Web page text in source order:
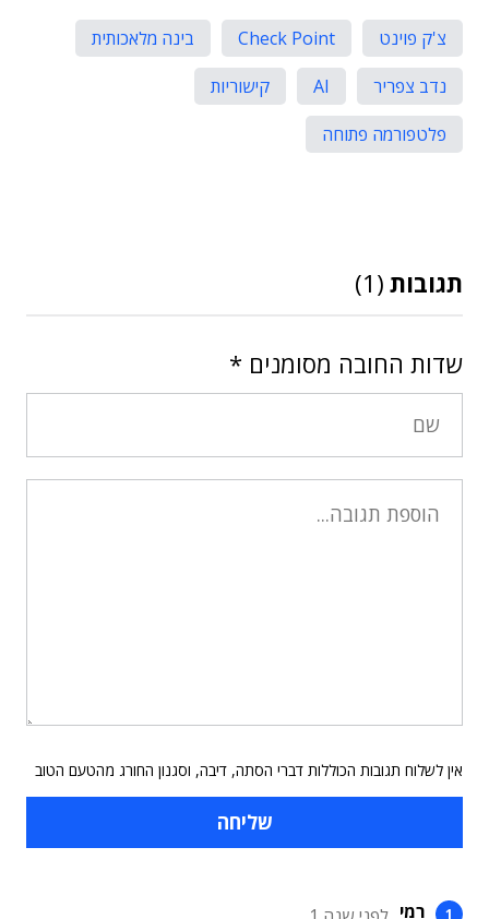
צ'ק פוינט Check Point
בינה מלאכותית
נדב צפריר
AI
קישוריות
פלטפורמה פתוחה
תגובות (1)
שדות החובה מסומנים *
אין לשלוח תגובות הכוללות דברי הסתה, דיבה, וסגנון החורג מהטעם הטוב
רמי